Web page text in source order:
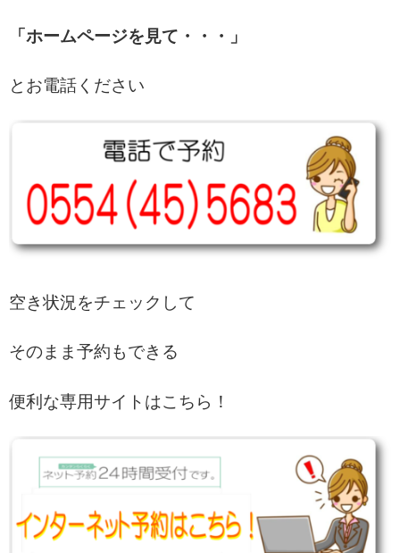
「ホームページを見て・・・」
とお電話ください
空き状況をチェックして
そのまま予約もできる
便利な専用サイトはこちら！